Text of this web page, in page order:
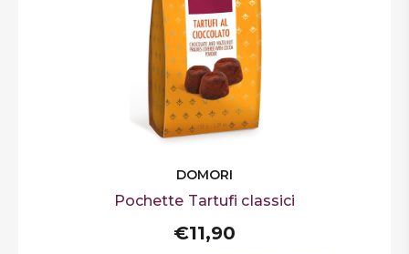
DOMORI
Pochette Tartufi classici
€11,90